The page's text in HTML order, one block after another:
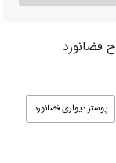
فضانورد
پوستر دیواری فضانورد